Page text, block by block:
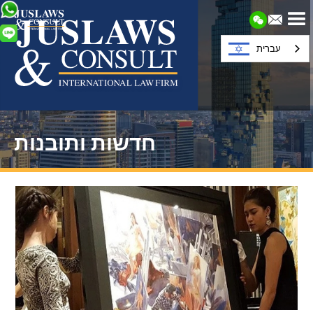
חדשות ותובנות
עברית